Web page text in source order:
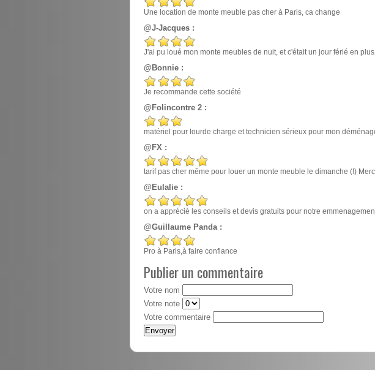
Une location de monte meuble pas cher à Paris, ca change
@J-Jacques :
J'ai pu loué mon monte meubles de nuit, et c'était un jour férié en
@Bonnie :
Je recommande cette société
@Folincontre 2 :
matériel pour lourde charge et technicien sérieux pour mon
@FX :
tarif pas cher même pour louer un monte meuble le dimanche (!)
@Eulalie :
on a apprécié les conseils et devis gratuits pour notre
@Guillaume Panda :
Pro à Paris,à faire confiance
Publier un commentaire
Votre nom
Votre note
Votre commentaire